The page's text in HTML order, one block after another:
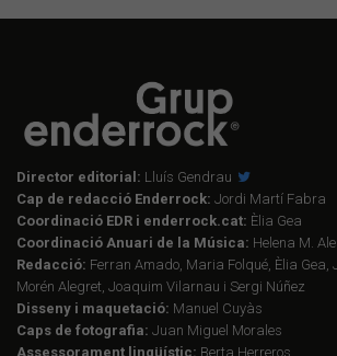
Director editorial: Lluís Gendrau
Cap de redacció Enderrock: Jordi Martí Fabra
Coordinació EDR i enderrock.cat: Èlia Gea
Coordinació Anuari de la Música: Helena M.
Redacció: Ferran Amado, Maria Folqué, Èlia Gea,
Morén Alegret, Joaquim Vilarnau i Sergi Núñez
Disseny i maquetació: Manuel Cuyàs
Caps de fotografia: Juan Miguel Morales
Assessorament lingüístic: Berta Herreros